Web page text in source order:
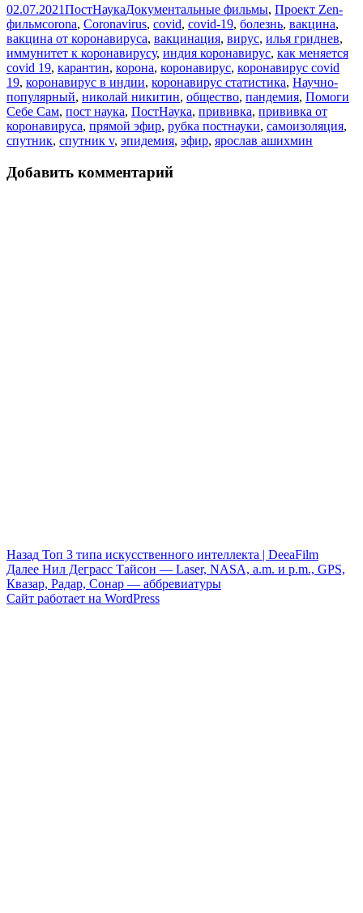
Опубликовано
02.07.2021Автор
ПостНаукаРубрики
Документальные фильмы, Проект Zen-
фильмМетки
corona, Coronavirus, covid, covid-19, болезнь, вакцина,
вакцина от коронавируса, вакцинация, вирус, илья гриднев,
иммунитет к коронавирусу, индия коронавирус, как меняется
covid 19, карантин, корона, коронавирус, коронавирус covid
19, коронавирус в индии, коронавирус статистика, Научно-
популярный, николай никитин, общество, пандемия, Помоги
Себе Сам, пост наука, ПостНаука, прививка, прививка от
коронавируса, прямой эфир, рубка постнауки, самоизоляция,
спутник, спутник v, эпидемия, эфир, ярослав ашихмин
Добавить комментарий
Навигация
по
записям
Назад Предыдущая
запись:
Топ 3 типа искусственного интеллекта | DeeaFilm
Далее Следующая
запись:
Нил Деграсс Тайсон — Laser, NASA, a.m. и p.m., GPS,
Квазар, Радар, Сонар — аббревиатуры
Сайт работает на WordPress